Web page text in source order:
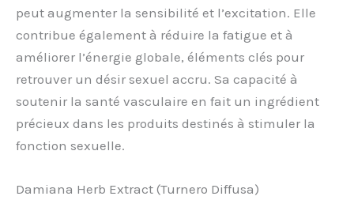
peut augmenter la sensibilité et l’excitation. Elle
contribue également à réduire la fatigue et à
améliorer l’énergie globale, éléments clés pour
retrouver un désir sexuel accru. Sa capacité à
soutenir la santé vasculaire en fait un ingrédient
précieux dans les produits destinés à stimuler la
fonction sexuelle.
Damiana Herb Extract (Turnero Diffusa)